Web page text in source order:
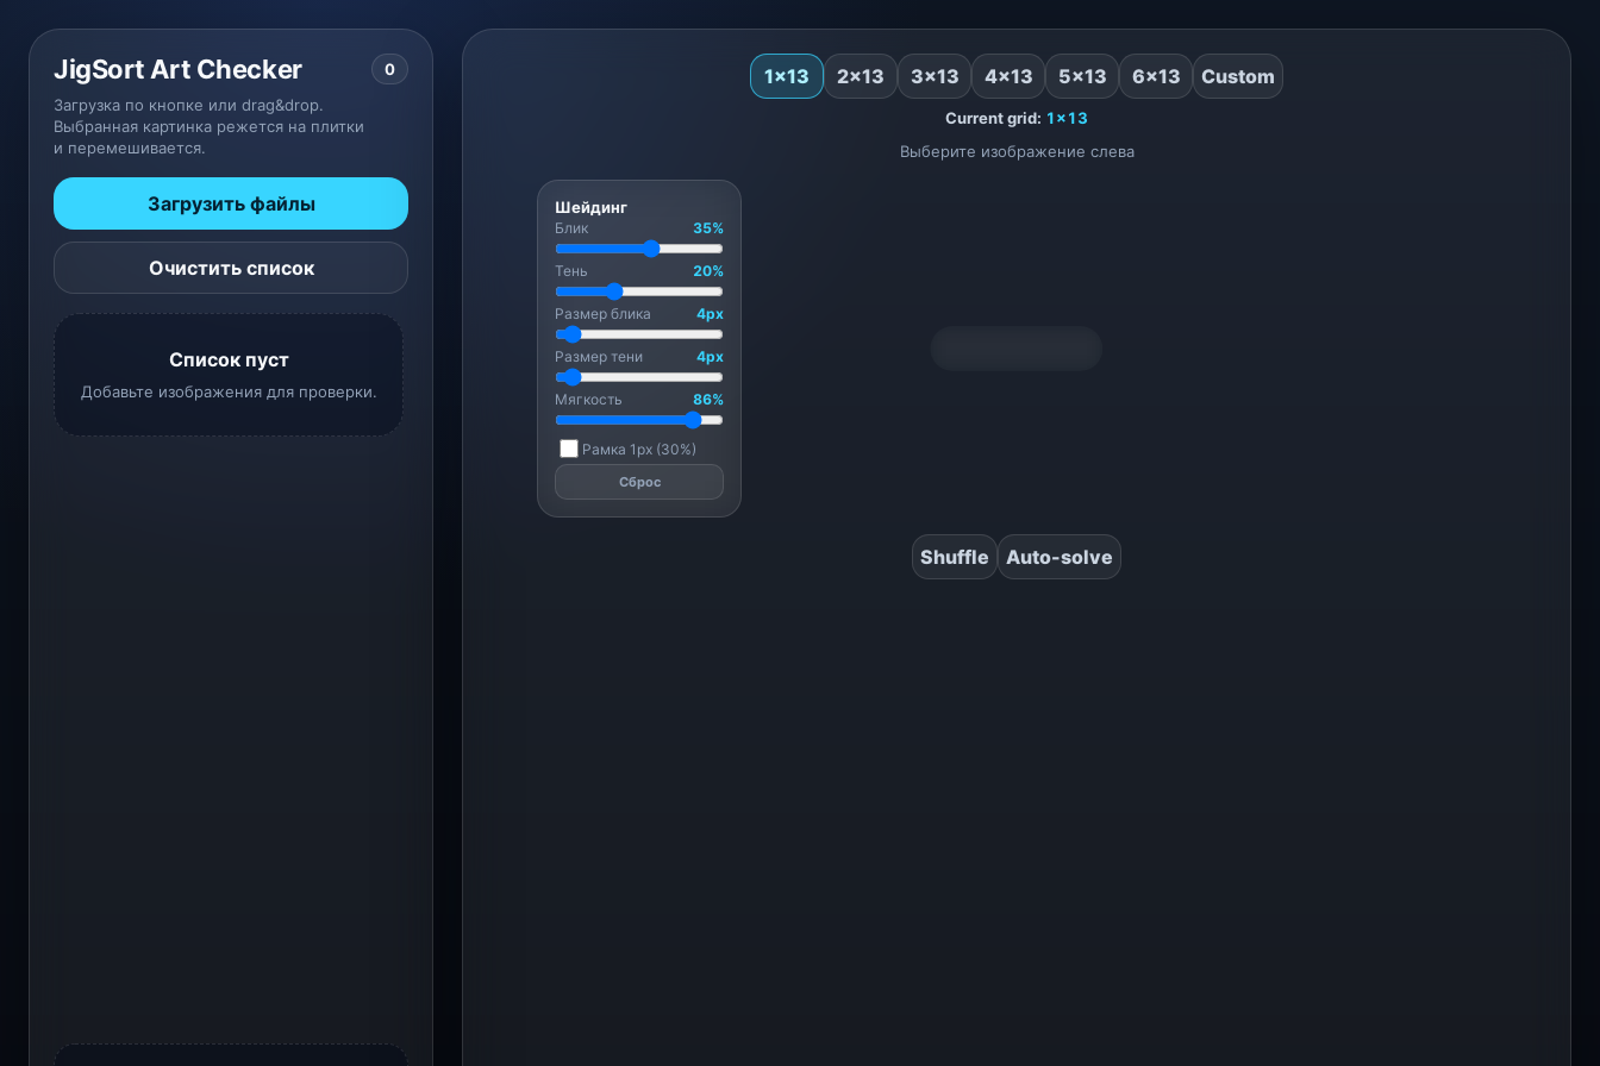
JigSort Art Checker
Загрузка по кнопке или drag&drop.
Выбранная картинка режется на плитки
и перемешивается.
0
Загрузить файлы
Очистить список
Список пуст
Добавьте изображения для проверки.
1×13 2×13 3×13 4×13 5×13 6×13 Custom
Current grid: 1×13
Выберите изображение слева
Шейдинг
Блик 35%
Тень 20%
Размер блика 4px
Размер тени 4px
Мягкость 86%
Рамка 1px (30%)
Сброс
Shuffle Auto-solve